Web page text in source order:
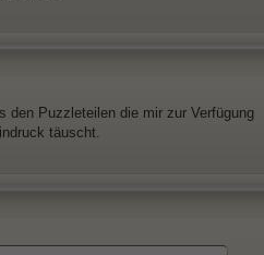
den Puzzleteilen die mir zur Verfügung
täuscht.